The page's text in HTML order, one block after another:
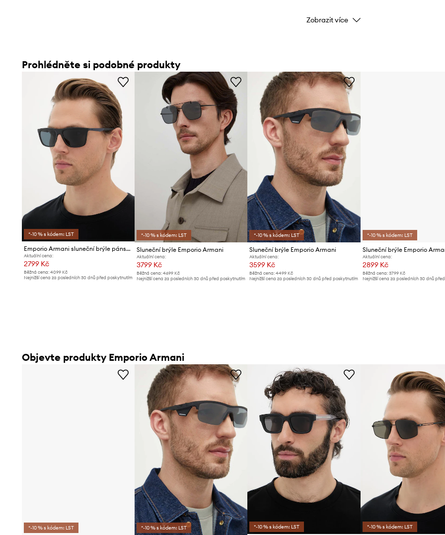
Barva
Výrobce
ID produktu
Zobrazit více
Prohlédněte si podobné produkty
*-10 % s kódem: LST
Emporio Armani sluneční brýle pánské
Aktuální cena:
2799 Kč
Běžná cena: 4099 Kč
Nejnižší cena za posledních 30 dnů před poskytnutím
*-10 % s kódem: LST
Sluneční brýle Emporio Armani
Aktuální cena:
3799 Kč
Běžná cena:4699 Kč
Nejnižší cena za posledních 30 dnů před poskytnutím
*-10 % s kódem: LST
Sluneční brýle Emporio Armani
Aktuální cena:
3599 Kč
Běžná cena: 4499 Kč
Nejnižší cena za posledních 30 dnů před poskytnutím
*-10 % s kódem: LST
Sluneční brýle Emporio
Aktuální cena:
2899 Kč
Běžná cena: 3799 Kč
Nejnižší cena za posledních 30 dnů
Objevte produkty Emporio Armani
*-10 % s kódem: LST *-10 % s kódem: LST *-10 % s kódem: LST *-10 % s kódem: LST